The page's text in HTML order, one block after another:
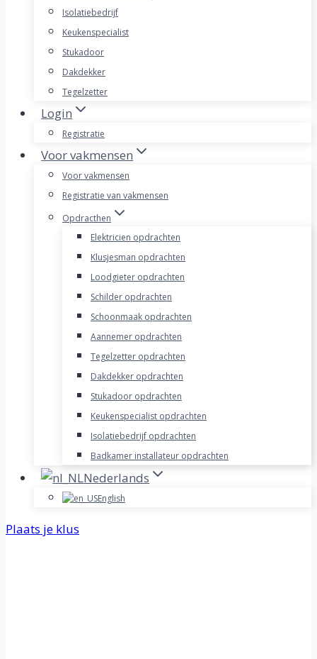
Isolatiebedrijf
Keukenspecialist
Stukadoor
Dakdekker
Tegelzetter
Login
Registratie
Voor vakmensen
Voor vakmensen
Registratie van vakmensen
Opdracthen
Elektricien opdrachten
Klusjesman opdrachten
Loodgieter opdrachten
Schilder opdrachten
Schoonmaak opdrachten
Aannemer opdrachten
Tegelzetter opdrachten
Dakdekker opdrachten
Stukadoor opdrachten
Keukenspecialist opdrachten
Isolatiebedrijf opdrachten
Badkamer installateur opdrachten
Nederlands
English
Plaats je klus